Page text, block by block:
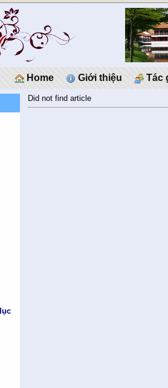
Home Giới thiệu Tác
Did not find article